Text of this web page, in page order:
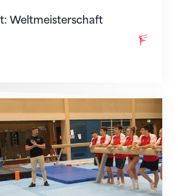
Weltmeisterschaft
nach Zagreb